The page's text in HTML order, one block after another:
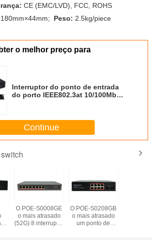
CE (EMC/LVD), FCC, ROHS
Peso: 2.5kg/piece
o melhor preço para
Interruptor do ponto de entrada
do porto IEEE802.3at 10/100Mbps
Continue
O POE-S0008GE
o mais atrasado
(52G) 8 interruptor
O POE-S0208GB
o mais atrasado
um ponto de